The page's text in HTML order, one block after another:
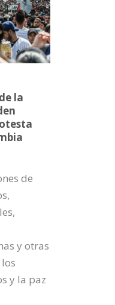
la
de
y otras
y la paz